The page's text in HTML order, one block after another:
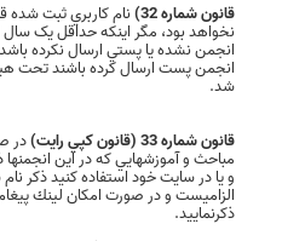
قانون شماره 32) نام کاربري ثبت شده
نخواهد بود، مگر اينکه حداقل يک
انجمن نشده يا پستي ارسال نکرده
انجمن پست ارسال کرده باشند تحت
شد.
قانون شماره 33 (قانون كپي رايت) در
مباحث و آموزشهايي كه در اين
و يا در سايت خود استفاده كنيد ذكر
الزاميست و در صورت امكان لينك
ذكرنماييد.